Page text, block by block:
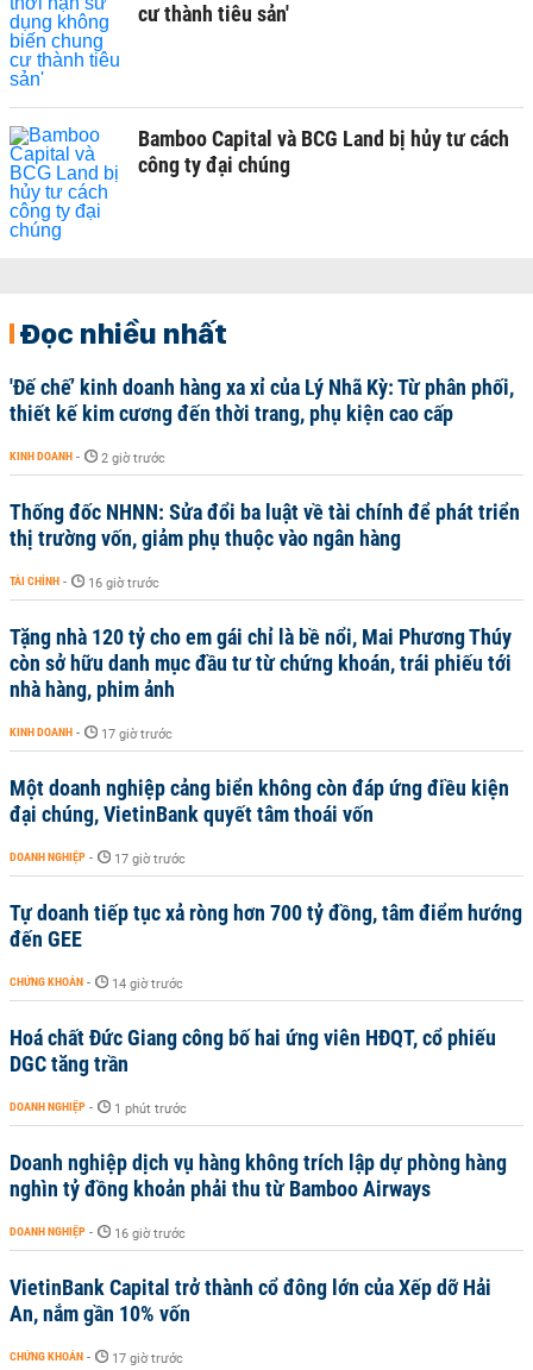
cư thành tiêu sản'
Bamboo Capital và BCG Land bị hủy tư cách
công ty đại chúng
Đọc nhiều nhất
'Đế chế’ kinh doanh hàng xa xỉ của Lý Nhã Kỳ: Từ phân phối,
thiết kế kim cương đến thời trang, phụ kiện cao cấp
KINH DOANH - 2 giờ trước
Thống đốc NHNN: Sửa đổi ba luật về tài chính để phát triển
thị trường vốn, giảm phụ thuộc vào ngân hàng
TÀI CHÍNH - 16 giờ trước
Tặng nhà 120 tỷ cho em gái chỉ là bề nổi, Mai Phương Thúy
còn sở hữu danh mục đầu tư từ chứng khoán, trái phiếu tới
nhà hàng, phim ảnh
KINH DOANH - 17 giờ trước
Một doanh nghiệp cảng biển không còn đáp ứng điều kiện
đại chúng, VietinBank quyết tâm thoái vốn
DOANH NGHIỆP - 17 giờ trước
Tự doanh tiếp tục xả ròng hơn 700 tỷ đồng, tâm điểm hướng
đến GEE
CHỨNG KHOÁN - 14 giờ trước
Hoá chất Đức Giang công bố hai ứng viên HĐQT, cổ phiếu
DGC tăng trần
DOANH NGHIỆP - 1 phút trước
Doanh nghiệp dịch vụ hàng không trích lập dự phòng hàng
nghìn tỷ đồng khoản phải thu từ Bamboo Airways
DOANH NGHIỆP - 16 giờ trước
VietinBank Capital trở thành cổ đông lớn của Xếp dỡ Hải
An, nắm gần 10% vốn
CHỨNG KHOÁN - 17 giờ trước